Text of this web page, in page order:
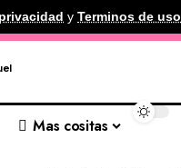
y Terminos de uso
Mas cositas